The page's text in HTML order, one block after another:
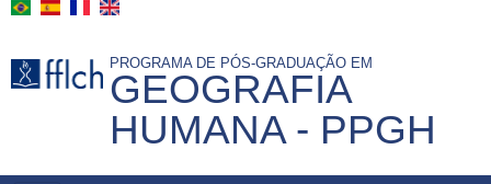
PROGRAMA DE PÓS-GRADUAÇÃO EM
GEOGRAFIA
HUMANA - PPGH